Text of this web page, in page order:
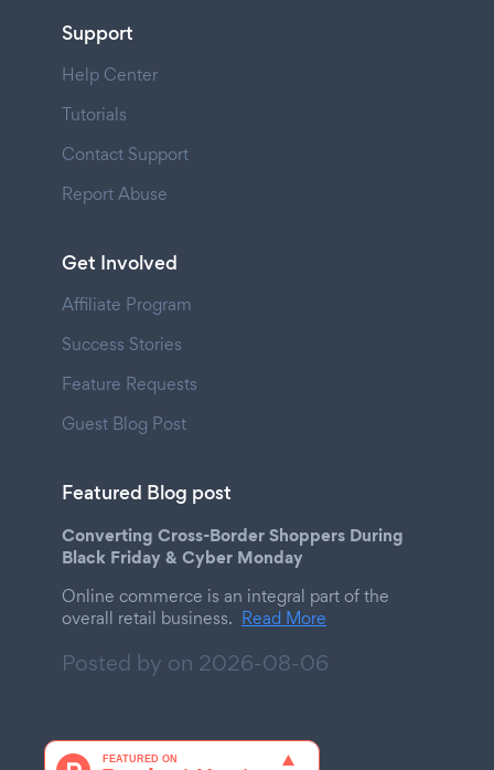
Support
Help Center
Tutorials
Contact Support
Report Abuse
Get Involved
Affiliate Program
Success Stories
Feature Requests
Guest Blog Post
Featured Blog post
Converting Cross-Border Shoppers During
Black Friday & Cyber Monday
Online commerce is an integral part of the
overall retail business. Read More
Posted by on 2026-08-06